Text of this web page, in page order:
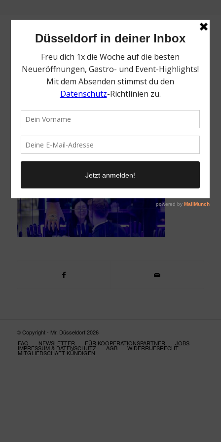
A+A Düsseldorf | PSA | Magazin | Mr.
© Copyright - Mr. Düsseldorf 2026
FAQ
NEWSLETTER FÜR KOOPERATIONSPARTNER JOBS
IMPRESSUM & DATENSCHUTZ AGB WIDERRUFSRECHT
MITGLIEDSCHAFT KÜNDIGEN